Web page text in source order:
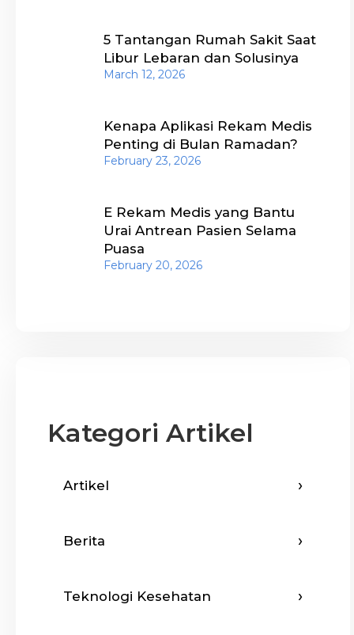
5 Tantangan Rumah Sakit Saat
Libur Lebaran dan Solusinya
March 12, 2026
Kenapa Aplikasi Rekam Medis
Penting di Bulan Ramadan?
February 23, 2026
E Rekam Medis yang Bantu
Urai Antrean Pasien Selama
Puasa
February 20, 2026
Kategori Artikel
Artikel
Berita
Teknologi Kesehatan